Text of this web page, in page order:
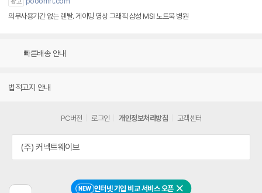
NEW 인터넷 가입 비교 서비스 오픈
광고
의무사용기간 없는 렌탈. 게이밍 영상 그래픽 삼성 MSI 노트북 병원
빠른배송 안내
법적고지 안내
PC버전 로그인 개인정보처리방침 고객센터
(주) 커넥트웨이브